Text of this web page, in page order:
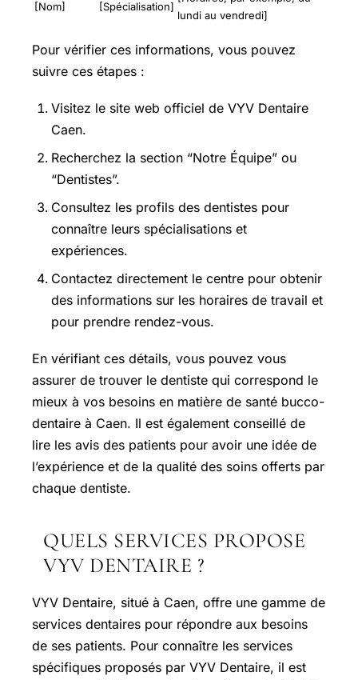
[Nom] [Spécialisation]
lundi au vendredi]
Pour vérifier ces informations, vous pouvez
suivre ces étapes :
Visitez le site web officiel de VYV Dentaire
Caen.
Recherchez la section “Notre Équipe” ou
“Dentistes”.
Consultez les profils des dentistes pour
connaître leurs spécialisations et
expériences.
Contactez directement le centre pour obtenir
des informations sur les horaires de travail et
pour prendre rendez-vous.
En vérifiant ces détails, vous pouvez vous
assurer de trouver le dentiste qui correspond le
mieux à vos besoins en matière de santé bucco-
dentaire à Caen. Il est également conseillé de
lire les avis des patients pour avoir une idée de
l’expérience et de la qualité des soins offerts par
chaque dentiste.
QUELS SERVICES PROPOSE
VYV DENTAIRE ?
VYV Dentaire, situé à Caen, offre une gamme de
services dentaires pour répondre aux besoins
de ses patients. Pour connaître les services
spécifiques proposés par VYV Dentaire, il est